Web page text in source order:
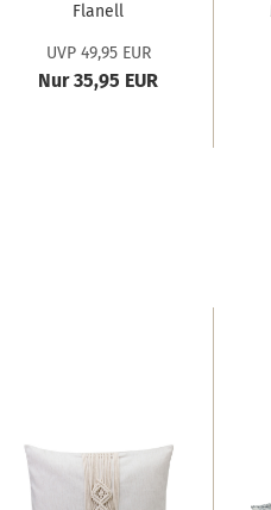
Flanell
'Uni'...
UVP 49,95 EUR
Nur 35,95 EUR